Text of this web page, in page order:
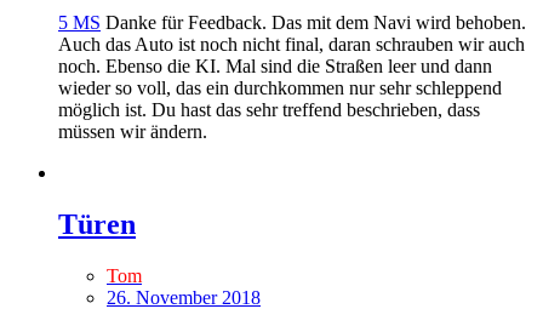
5 MS Danke für Feedback. Das mit dem Navi wird behoben.
Auch das Auto ist noch nicht final, daran schrauben wir auch
noch. Ebenso die KI. Mal sind die Straßen leer und dann
wieder so voll, das ein durchkommen nur sehr schleppend
möglich ist. Du hast das sehr treffend beschrieben, dass
müssen wir ändern.
Türen
Tom
26. November 2018